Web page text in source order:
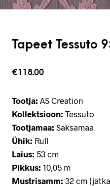
Tapeet Tessuto
€118.00
Tootja: AS Creation
Kollektsioon: Tessuto
Tootjamaa: Saksamaa
Ühik: Rull
Laius: 53 cm
Pikkus: 10,05 m
Mustrisamm: 32 cm